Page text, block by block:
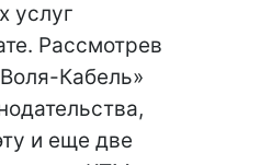
услуг
Рассмотрев
Кабель»
и еще две